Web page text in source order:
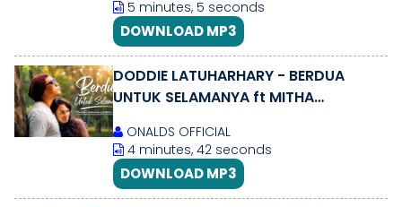
5 minutes, 5 seconds
DOWNLOAD MP3
DODDIE LATUHARHARY - BERDUA
UNTUK SELAMANYA ft MITHA
ONALDS OFFICIAL
4 minutes, 42 seconds
DOWNLOAD MP3